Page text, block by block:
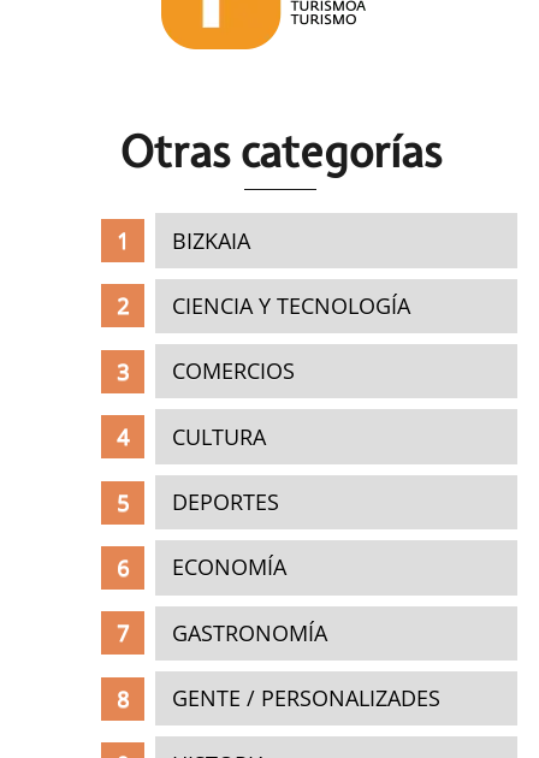
Otras categorías
BIZKAIA
CIENCIA Y TECNOLOGÍA
COMERCIOS
CULTURA
DEPORTES
ECONOMÍA
GASTRONOMÍA
GENTE / PERSONALIZADES